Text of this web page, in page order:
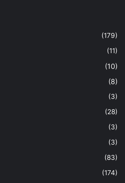
(179)
(11)
(10)
(8)
(3)
(28)
(3)
(3)
(83)
(174)